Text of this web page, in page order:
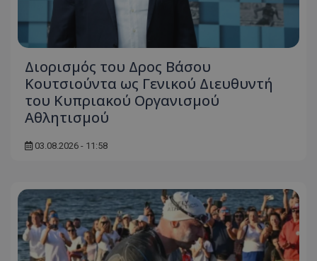
Διορισμός του Δρος Βάσου
Κουτσιούντα ως Γενικού Διευθυντή
του Κυπριακού Οργανισμού
Αθλητισμού
03.08.2026 - 11:58